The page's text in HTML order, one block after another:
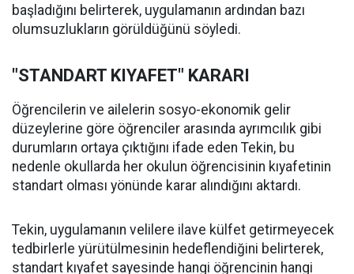
başladığını belirterek, uygulamanın ardından bazı
olumsuzlukların görüldüğünü söyledi.
"STANDART KIYAFET" KARARI
Öğrencilerin ve ailelerin sosyo-ekonomik gelir
düzeylerine göre öğrenciler arasında ayrımcılık gibi
durumların ortaya çıktığını ifade eden Tekin, bu
nedenle okullarda her okulun öğrencisinin kıyafetinin
standart olması yönünde karar alındığını aktardı.
Tekin, uygulamanın velilere ilave külfet getirmeyecek
tedbirlerle yürütülmesinin hedeflendiğini belirterek,
standart kıyafet sayesinde hangi öğrencinin hangi